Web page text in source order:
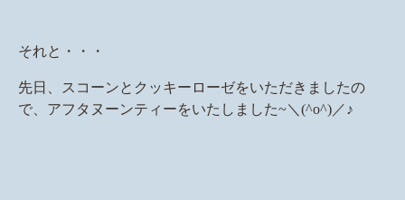
それと・・・
先日、スコーンとクッキーローゼをいただきましたの
で、アフタヌーンティーをいたしました~＼(^o^)／♪